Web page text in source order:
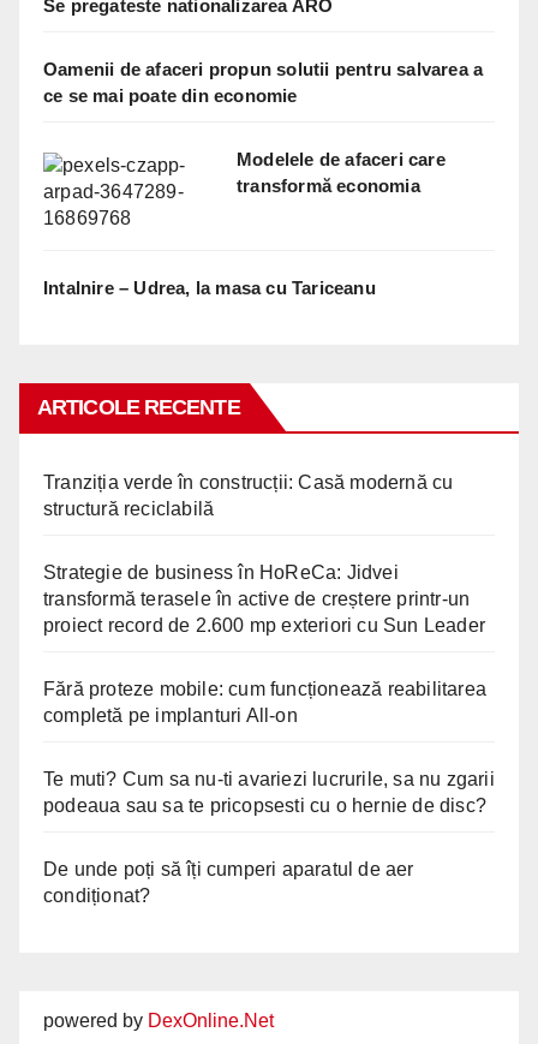
Se pregateste nationalizarea ARO
Oamenii de afaceri propun solutii pentru salvarea a
ce se mai poate din economie
Modelele de afaceri care
transformă economia
Intalnire – Udrea, la masa cu Tariceanu
ARTICOLE RECENTE
Tranziția verde în construcții: Casă modernă cu
structură reciclabilă
Strategie de business în HoReCa: Jidvei
transformă terasele în active de creștere printr-un
proiect record de 2.600 mp exteriori cu Sun Leader
Fără proteze mobile: cum funcționează reabilitarea
completă pe implanturi All-on
Te muti? Cum sa nu-ti avariezi lucrurile, sa nu zgarii
podeaua sau sa te pricopsesti cu o hernie de disc?
De unde poți să îți cumperi aparatul de aer
condiționat?
powered by DexOnline.Net